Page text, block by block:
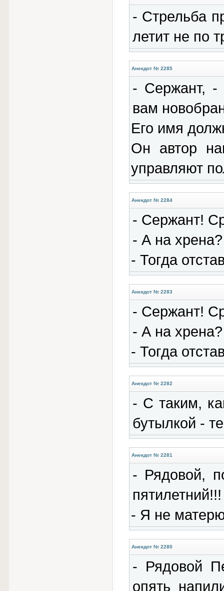
- Стрельба
летит не по
Анекдот № 2285
- Сержант, -
вам
Его имя
Он автор
управляют
Анекдот № 2284
- Сержант!
- А на хрена?
- Тогда
Анекдот № 2283
- Сержант!
- А на хрена?
- Тогда
Анекдот № 2282
- С таким,
бутылкой -
Анекдот № 2281
- Рядовой,
пятилетний!!!
- Я не
Анекдот № 2280
- Рядовой
опять